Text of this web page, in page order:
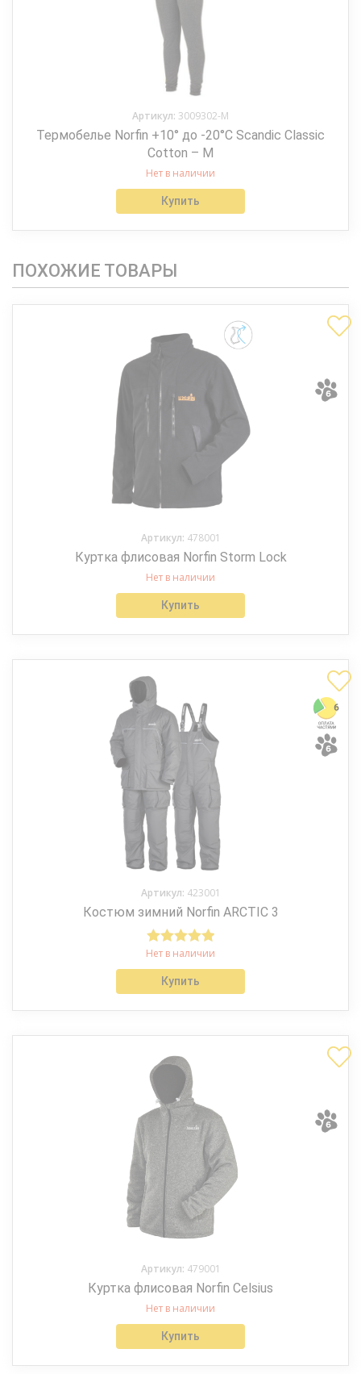
Артикул: 3009302-M
Термобелье Norfin +10° до -20°C Scandic Classic
Cotton – M
Нет в наличии
Купить
ПОХОЖИЕ ТОВАРЫ
Артикул: 478001
Куртка флисовая Norfin Storm Lock
Нет в наличии
Купить
Артикул: 423001
Костюм зимний Norfin ARCTIC 3
Оценка5.00
Нет в наличии
Купить
Артикул: 479001
Куртка флисовая Norfin Celsius
Нет в наличии
Купить